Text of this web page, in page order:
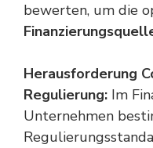
bewerten, um die
Herausforderung
Regulierung: Im
Unternehmen